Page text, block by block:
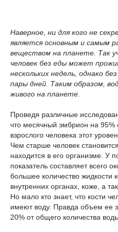
Наверное, ни для кого не
является основным и самым
веществом на планете. Так
человек без еды может
нескольких недель, однако
пары дней. Таким образом,
живого на планете.
Проведя различные
что месячный эмбрион на 95%
взрослого человека этот
Чем старше человек
находится в его организме. У
показатель составляет всего
большее количество жидкости
внутренних органах, коже, а
Но мало кто знает, что кости
имеют воду. Правда объем ее
20% от общего количества